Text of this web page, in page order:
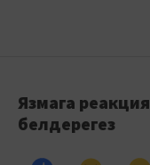
Язмага реакция
белдерегез